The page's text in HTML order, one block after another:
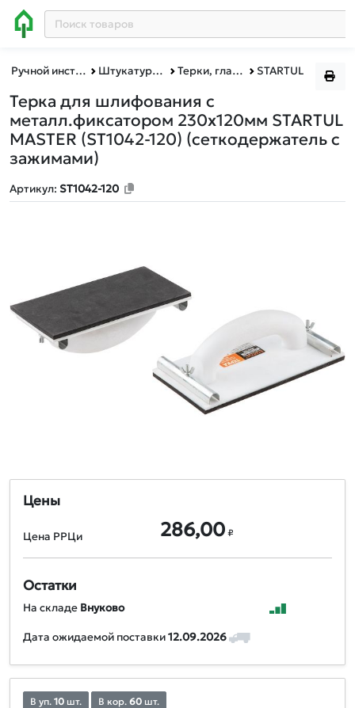
Ручной инструмент Штукатурно-отделочный инструмент Терки, гладилки STARTUL
Терка для шлифования с
металл.фиксатором 230х120мм STARTUL
MASTER (ST1042-120) (сеткодержатель с
зажимами)
Артикул: ST1042-120
Цены
Цена РРЦи 286,00 ₽
Остатки
На складе Внуково
Дата ожидаемой поставки12.09.2026
В уп. 10 шт. В кор. 60 шт.